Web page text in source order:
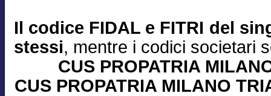
Il codice FIDAL e FITRI del
stessi, mentre i codici societari
CUS PROPATRIA
CUS PROPATRIA MILANO